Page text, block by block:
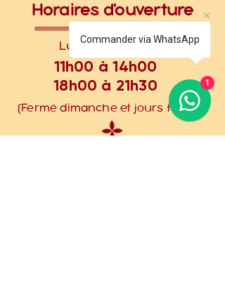
Horaires d'ouverture
Lundi à Samedi
11h00 à 14h00
18h00 à 21h30
(Fermé dimanche et jours feriés)
Commander via WhatsApp
1